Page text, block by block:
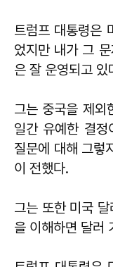
트럼프 대통령은
었지만 내가 그
은 잘 운영되고 있
그는 중국을 제
일간 유예한 결
질문에 대해 그렇
이 전했다.
그는 또한 미국
을 이해하면 달러